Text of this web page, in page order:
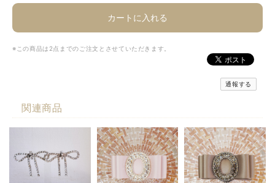
カートに入れる
※この商品は2点までのご注文とさせていただきます。
通報する
関連商品